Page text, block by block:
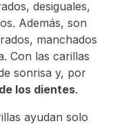
desiguales,
Además, son
manchados
Con las carillas
sonrisa y, por
los dientes.
ayudan solo